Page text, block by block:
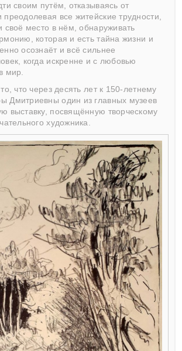
своим путём, отказываясь от
все житейские трудности,
своё место в нём, обнаруживать
которая и есть тайна жизни и
осознаёт и всё сильнее
когда искренне и с любовью
мир.
что через десять лет к 150-летнему
Дмитриевны один из главных музеев
выставку, посвящённую творческому
художника.